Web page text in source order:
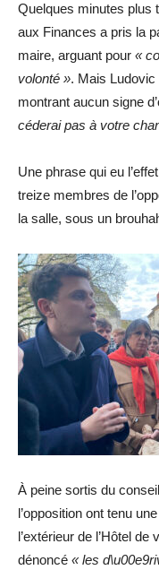
Quelques minutes plus
aux Finances a pris la
maire, arguant pour «
volonté ». Mais
montrant aucun signe
céderai pas à votre
Une phrase qui eu
treize membres de
la salle, sous un
À peine sortis du
l’opposition ont tenu
l’extérieur de l’Hôtel
dénoncé « les